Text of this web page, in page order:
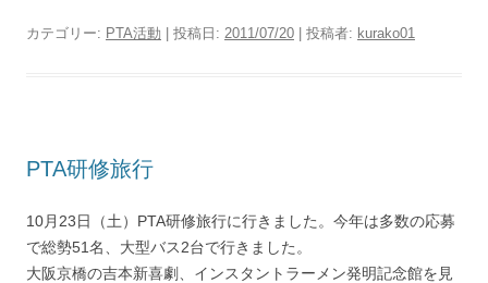
カテゴリー: PTA活動 | 投稿日: 2011/07/20 投稿者: kurako01
PTA研修旅行
10月23日（土）PTA研修旅行に行きました。今年は多数の応募
で総勢51名、大型バス2台で行きました。
大阪京橋の吉本新喜劇、インスタントラーメン発明記念館を見